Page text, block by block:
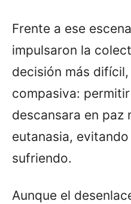
Frente a ese
impulsaron la
decisión más
compasiva:
descansara en paz
eutanasia,
sufriendo.
Aunque el